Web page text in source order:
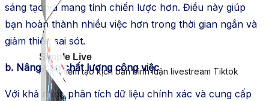
Simple Live
Phần mềm tạo kịch bản bình luận livestream Tiktok
sáng tạo và mang tính chiến lược hơn. Điều này giúp
bạn hoàn thành nhiều việc hơn trong thời gian ngắn và
giảm thiểu sai sót.
b. Nâng cao chất lượng công việc
Với khả năng phân tích dữ liệu chính xác và cung cấp